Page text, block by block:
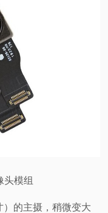
头模组
）的主摄，稍微变大